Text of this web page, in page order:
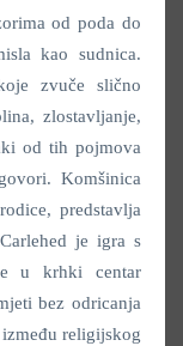
od poda do
kao sudnica.
zvuče slično
zlostavljanje,
od tih pojmova
Komšinica
predstavlja
je igra s
je u krhki centar
bez odricanja
religijskog